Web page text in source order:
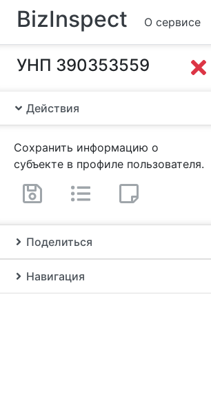
BizInspect О сервисе
УНП 390353559
Действия
Сохранить информацию о
субъекте в профиле пользователя.
Поделиться
Навигация